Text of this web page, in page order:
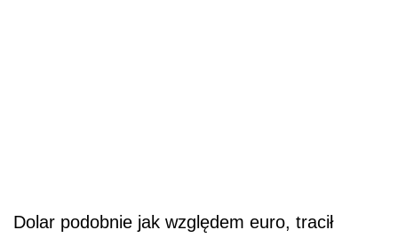
Dolar podobnie jak względem euro, tracił